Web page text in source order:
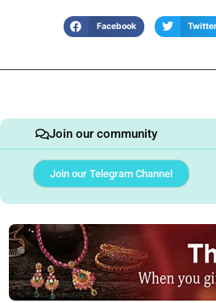
Facebook Twitter
Join our community
Join our Telegram Channel